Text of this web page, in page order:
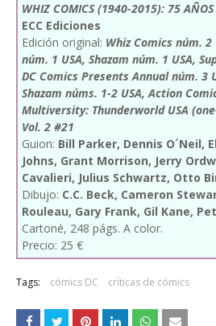
WHIZ COMICS (1940-2015): 75 AÑOS
ECC Ediciones
Edición original: Whiz Comics núm.
núm. 1 USA, Shazam núm. 1 USA,
DC Comics Presents Annual núm. 3
Shazam núms. 1-2 USA, Action
Multiversity: Thunderworld USA
Vol. 2 #21
Guion: Bill Parker, Dennis O´Neil,
Johns, Grant Morrison, Jerry
Cavalieri, Julius Schwartz, Otto
Dibujo: C.C. Beck, Cameron
Rouleau, Gary Frank, Gil Kane,
Cartoné, 248 págs. A color.
Precio: 25 €
Tags: cómics DC críticas de cómics